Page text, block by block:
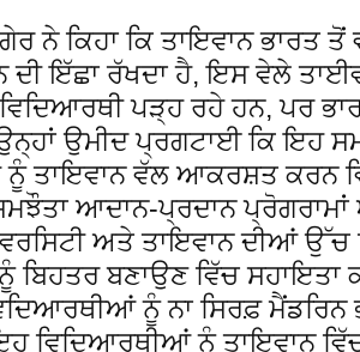
ਨੇ ਕਿਹਾ ਕਿ ਤਾਇਵਾਨ ਭਾਰਤ
ਇੱਛਾ ਰੱਖਦਾ ਹੈ, ਇਸ ਵੇਲੇ
ਪੜ੍ਹ ਰਹੇ ਹਨ, ਪਰ
ਉਮੀਦ ਪ੍ਰਗਟਾਈ ਕਿ ਇਹ
ਤਾਇਵਾਨ ਵੱਲ ਆਕਰਸ਼ਤ ਕਰਨ
ਆਦਾਨ-ਪ੍ਰਦਾਨ ਪ੍ਰੋਗਰਾਮਾਂ
ਅਤੇ ਤਾਇਵਾਨ ਦੀਆਂ ਉੱਚ
ਬਿਹਤਰ ਬਣਾਉਣ ਵਿੱਚ ਸਹਾਇਤਾ
ਨੂੰ ਨਾ ਸਿਰਫ਼ ਮੈਂਡਰਿਨ
ਵਿਦਿਆਰਥੀਆਂ ਨੂੰ ਤਾਇਵਾਨ